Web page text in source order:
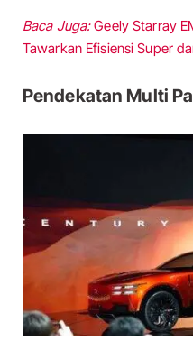
Baca Juga:Geely Starray
Tawarkan Efisiensi Super
Pendekatan Multi